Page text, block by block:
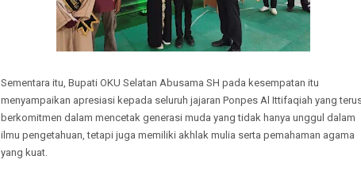
Sementara itu, Bupati OKU Selatan Abusama SH pada kesempatan itu
menyampaikan apresiasi kepada seluruh jajaran Ponpes Al Ittifaqiah yang
berkomitmen dalam mencetak generasi muda yang tidak hanya unggul dalam
ilmu pengetahuan, tetapi juga memiliki akhlak mulia serta pemahaman agama
yang kuat.